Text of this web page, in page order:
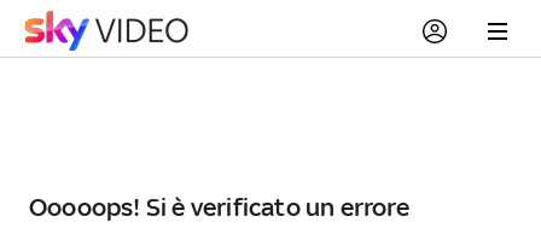
Ooooops! Si è verificato un errore